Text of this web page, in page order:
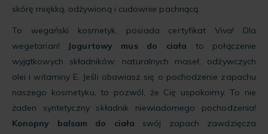
skórę miękką, odżywioną i cudownie pachnącą.
To wegański kosmetyk, posiada certyfikat Viva! Dla
wegetarian! Jogurtowy mus do ciała to połączenie
wyjątkowych składników: naturalnych maseł, odżywczych
olei i witaminy E. Jeśli obawiasz się o pochodzenie zapachu
naszego kosmetyku, to pozwól, że Cię uspokoimy. To nie
żaden syntetyczny składnik niewiadomego pochodzenia!
Konopny balsam do ciała swój zapach zawdzięcza